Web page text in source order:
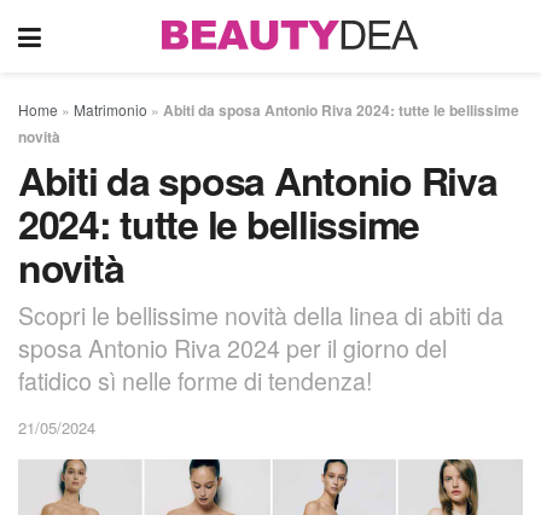
Home » Matrimonio » Abiti da sposa Antonio Riva 2024: tutte le bellissime
novità
Abiti da sposa Antonio Riva
2024: tutte le bellissime
novità
Scopri le bellissime novità della linea di abiti da
sposa Antonio Riva 2024 per il giorno del
fatidico sì nelle forme di tendenza!
21/05/2024